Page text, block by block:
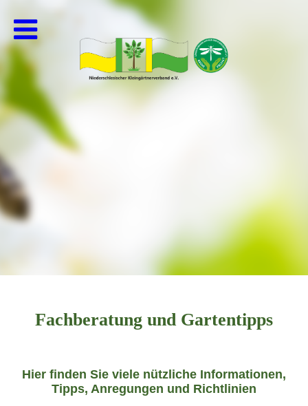
Fachberatung und Gartentipps
Hier finden Sie viele nützliche Informationen,
Tipps, Anregungen und Richtlinien